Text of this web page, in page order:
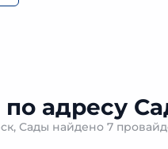
адресу
Сады найдено 7